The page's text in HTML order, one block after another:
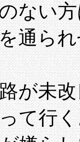
ない
通ら
未改
て行